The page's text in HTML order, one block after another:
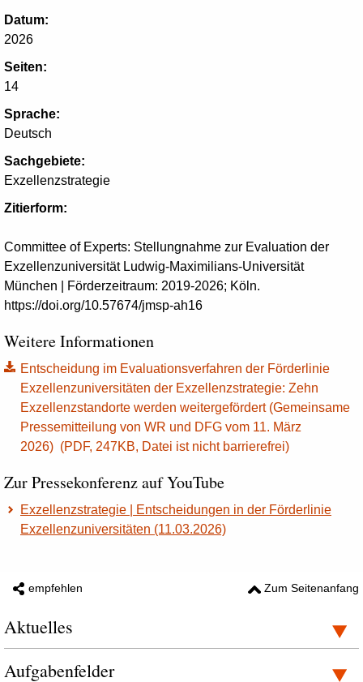
Datum:
2026
Seiten:
14
Sprache:
Deutsch
Sachgebiete:
Exzellenzstrategie
Zitierform:
Committee of Experts: Stellungnahme zur Evaluation der
Exzellenzuniversität Ludwig-Maximilians-Universität
München | Förderzeitraum: 2019-2026; Köln.
https://doi.org/10.57674/jmsp-ah16
Weitere Informationen
Entscheidung im Evaluationsverfahren der Förderlinie
Exzellenzuniversitäten der Exzellenzstrategie: Zehn
Exzellenzstandorte werden weitergefördert (Gemeinsame
Pressemitteilung von WR und DFG vom 11. März
2026) (PDF, 247KB, Datei ist nicht barrierefrei)
Zur Pressekonferenz auf YouTube
Exzellenzstrategie | Entscheidungen in der Förderlinie
Exzellenzuniversitäten (11.03.2026)
empfehlen Zum Seitenanfang
Aktuelles
Aufgabenfelder